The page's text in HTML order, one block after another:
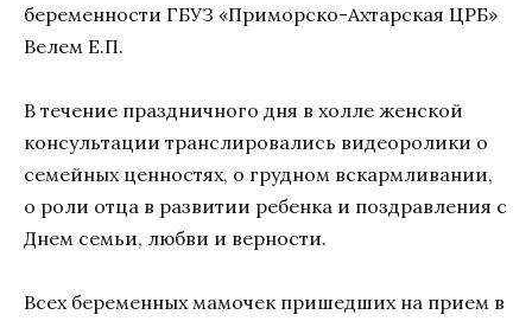
беременности ГБУЗ «Приморско-Ахтарская ЦРБ»
Велем Е.П.
В течение праздничного дня в холле женской
консультации транслировались видеоролики о
семейных ценностях, о грудном вскармливании,
о роли отца в развитии ребенка и поздравления с
Днем семьи, любви и верности.
Всех беременных мамочек пришедших на прием в